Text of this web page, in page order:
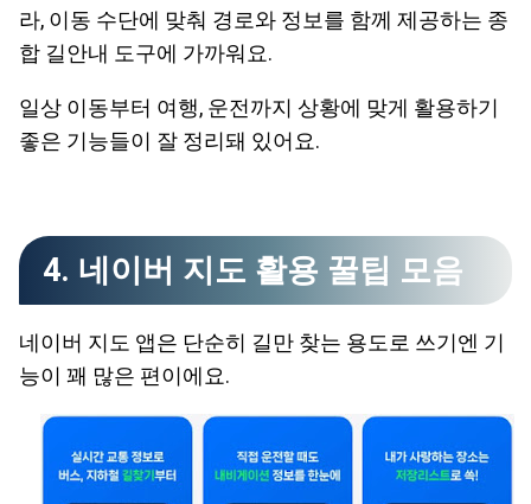
라, 이동 수단에 맞춰 경로와 정보를 함께 제공하는 종
합 길안내 도구에 가까워요.
일상 이동부터 여행, 운전까지 상황에 맞게 활용하기
좋은 기능들이 잘 정리돼 있어요.
4. 네이버 지도 활용 꿀팁 모음
네이버 지도 앱은 단순히 길만 찾는 용도로 쓰기엔 기
능이 꽤 많은 편이에요.